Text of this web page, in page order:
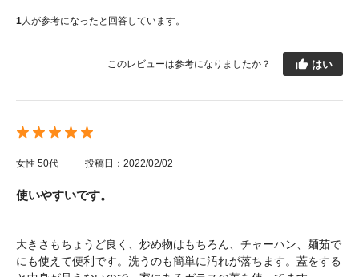
1人が参考になったと回答しています。
このレビューは参考になりましたか？ はい
女性 50代 投稿日：2022/02/02
使いやすいです。
大きさもちょうど良く、炒め物はもちろん、チャーハン、麺茹で
にも使えて便利です。洗うのも簡単に汚れが落ちます。蓋をする